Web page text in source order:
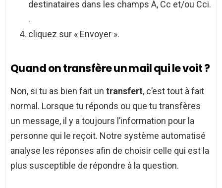
destinataires dans les champs À, Cc et/ou Cci.
.
cliquez sur « Envoyer ».
Quand on transfère un mail qui le voit ?
Non, si tu as bien fait un transfert, c’est tout à fait
normal. Lorsque tu réponds ou que tu transfères
un message, il y a toujours l’information pour la
personne qui le reçoit. Notre système automatisé
analyse les réponses afin de choisir celle qui est la
plus susceptible de répondre à la question.